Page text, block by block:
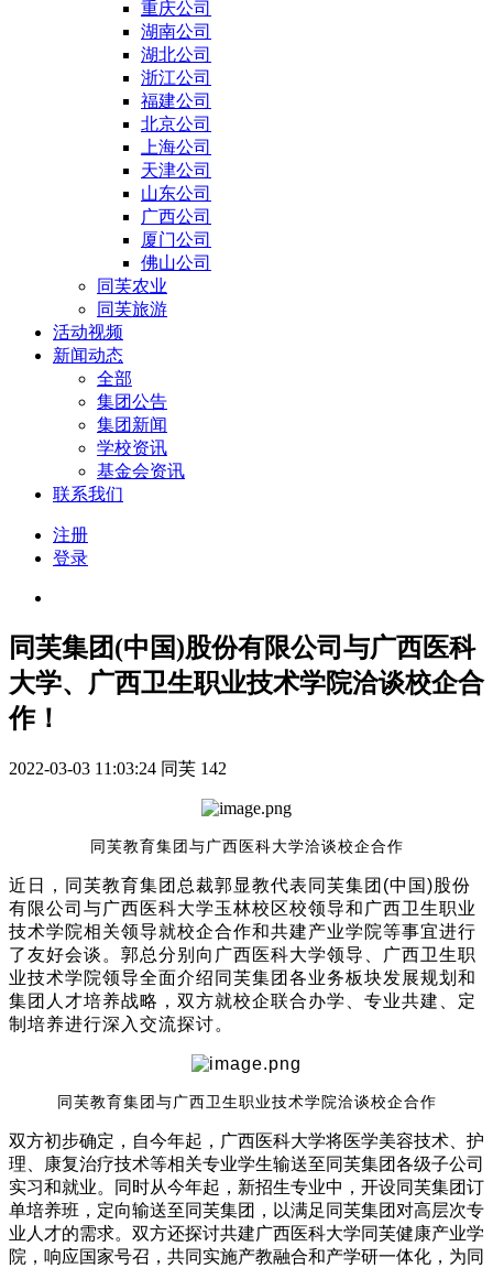
重庆公司
湖南公司
湖北公司
浙江公司
福建公司
北京公司
上海公司
天津公司
山东公司
广西公司
厦门公司
佛山公司
同芙农业
同芙旅游
活动视频
新闻动态
全部
集团公告
集团新闻
学校资讯
基金会资讯
联系我们
注册
登录
同芙集团(中国)股份有限公司与广西医科
大学、广西卫生职业技术学院洽谈校企合
作！
2022-03-03 11:03:24 同芙 142
同芙教育集团与广西医科大学洽谈校企合作
近日，同芙教育集团总裁郭显教代表同芙集团 (中国)股份
有限公司与广西医科大学玉林校区校领导和广西卫生职业
技术学院相关领导就校企合作和共建产业学院等事宜进行
了友好会谈。郭总分别向广西医科大学领导、广西卫生职
业技术学院领导全面介绍同芙集团各业务板块发展规划和
集团人才培养战略，双方就校企联合办学、专业共建、定
制培养进行深入交流探讨。
同芙教育集团与广西卫生职业技术学院洽谈校企合作
双方初步确定，自今年起，广西医科大学将医学美容技术、护
理、康复治疗技术等相关专业学生输送至同芙集团各级子公司
实习和就业。同时从今年起，新招生专业中，开设同芙集团订
单培养班，定向输送至同芙集团，以满足同芙集团对高层次专
业人才的需求。双方还探讨共建广西医科大学同芙健康产业学
院，响应国家号召，共同实施产教融合和产学研一体化，为同